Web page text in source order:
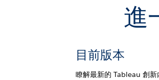
進
目前版本
瞭解最新的 Tableau 創新